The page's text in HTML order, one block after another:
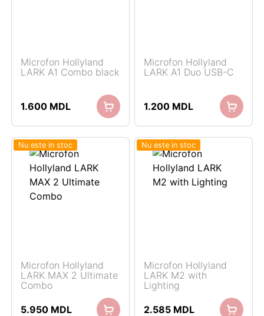
Microfon Hollyland
LARK A1 Combo black
1.600 MDL
Microfon Hollyland
LARK A1 Duo USB-C
1.200 MDL
Nu este in stoc
Microfon Hollyland
LARK MAX 2 Ultimate
Combo
5.950 MDL
Nu este in stoc
Microfon Hollyland
LARK M2 with
Lighting
2.585 MDL